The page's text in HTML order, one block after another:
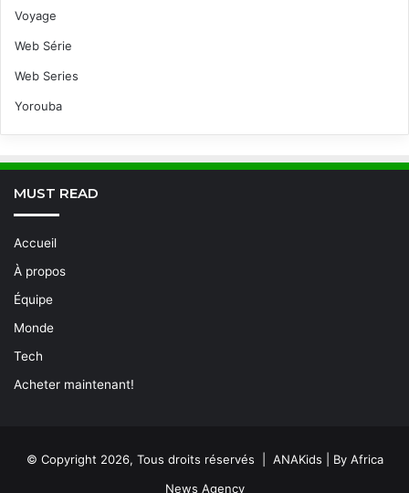
Voyage
Web Série
Web Series
Yorouba
MUST READ
Accueil
À propos
Équipe
Monde
Tech
Acheter maintenant!
© Copyright 2026, Tous droits réservés | ANAKids | By Africa
News Agency